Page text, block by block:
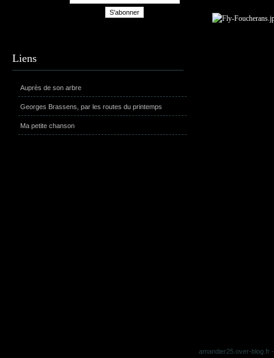
Liens
Auprès de son arbre
Georges Brassens, par les routes du printemps
Ma petite chanson
amandier25.over-blog.fr -